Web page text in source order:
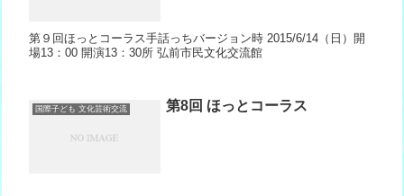
第９回ほっとコーラス手話っちバージョン時 2015/6/14（日）開
場13：00 開演13：30所 弘前市民文化交流館
国際子ども 文化芸術交流 第8回 ほっとコーラス